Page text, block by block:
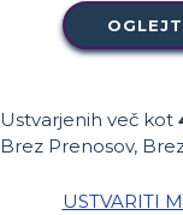
Ustvarjenih več kot
Brez Prenosov,
USTVARITI